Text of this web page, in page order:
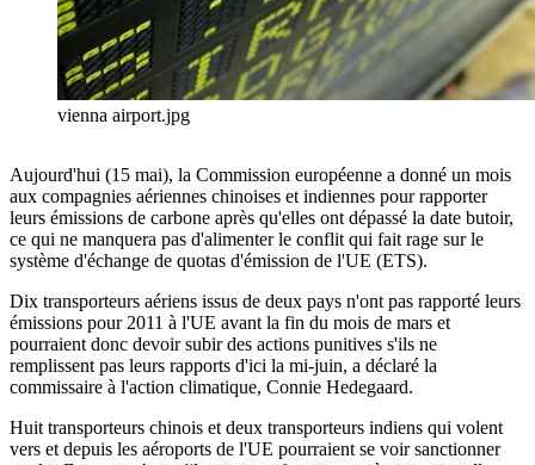
vienna airport.jpg
Aujourd'hui (15 mai), la Commission européenne a donné un mois
aux compagnies aériennes chinoises et indiennes pour rapporter
leurs émissions de carbone après qu'elles ont dépassé la date butoir,
ce qui ne manquera pas d'alimenter le conflit qui fait rage sur le
système d'échange de quotas d'émission de l'UE (ETS).
Dix transporteurs aériens issus de deux pays n'ont pas rapporté leurs
émissions pour 2011 à l'UE avant la fin du mois de mars et
pourraient donc devoir subir des actions punitives s'ils ne
remplissent pas leurs rapports d'ici la mi-juin, a déclaré la
commissaire à l'action climatique, Connie Hedegaard.
Huit transporteurs chinois et deux transporteurs indiens qui volent
vers et depuis les aéroports de l'UE pourraient se voir sanctionner